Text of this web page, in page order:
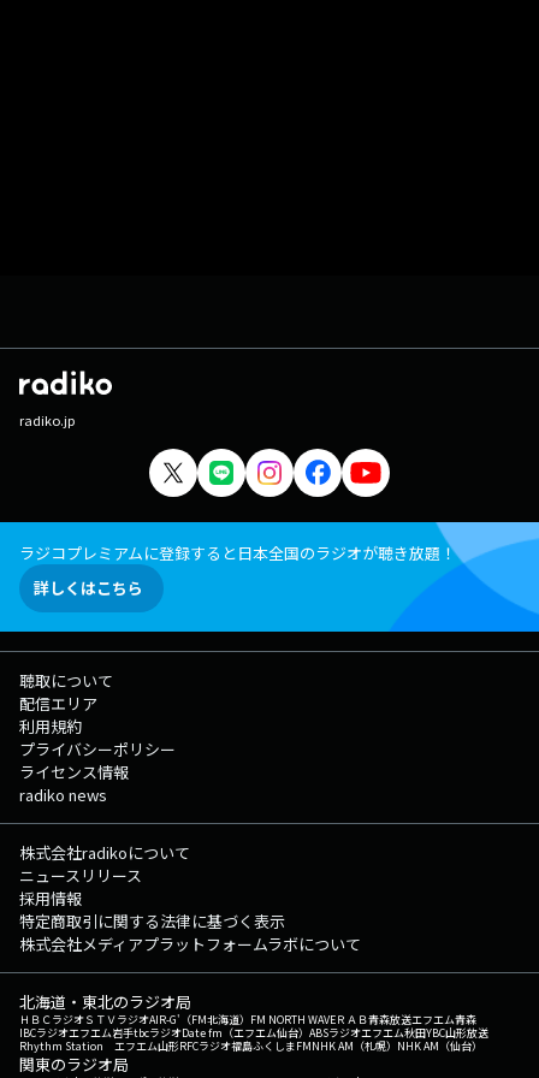
radiko.jp
ラジコプレミアムに登録すると日本全国のラジオが聴き放題！
詳しくはこちら
聴取について
配信エリア
利用規約
プライバシーポリシー
ライセンス情報
radiko news
株式会社radikoについて
ニュースリリース
採用情報
特定商取引に関する法律に基づく表示
株式会社メディアプラットフォームラボについて
北海道・東北のラジオ局
ＨＢＣラジオＳＴＶラジオAIR-G'（FM北海道） FM NORTH WAVEＲＡＢ青森放送エフエム青森
IBCラジオエフエム岩手tbcラジオDate fm（エフエム仙台） ABSラジオエフエム秋田YBC山形放送
Rhythm Station エフエム山形RFCラジオ福島ふくしまFMNHK AM（札幌） NHK AM（仙台）
関東のラジオ局